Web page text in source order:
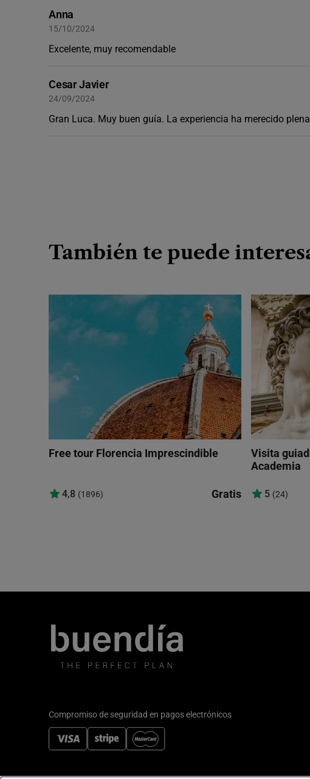
Anna
15/10/2024
Excelente, muy recomendable
Cesar Javier
24/09/2024
Gran Luca. Muy buen guía. La experiencia ha merecido
También te puede
Free tour Florencia Imprescindible
4,8 (1896) Gratis
Visita
Academia
5 (24)
Compromiso de seguridad en pagos electrónicos